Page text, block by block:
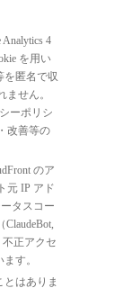
4
を用い
を匿名で収
せん。
ーポリシ
改善等の
のア
元 IP アド
タスコー
正アクセ
す。
はありま